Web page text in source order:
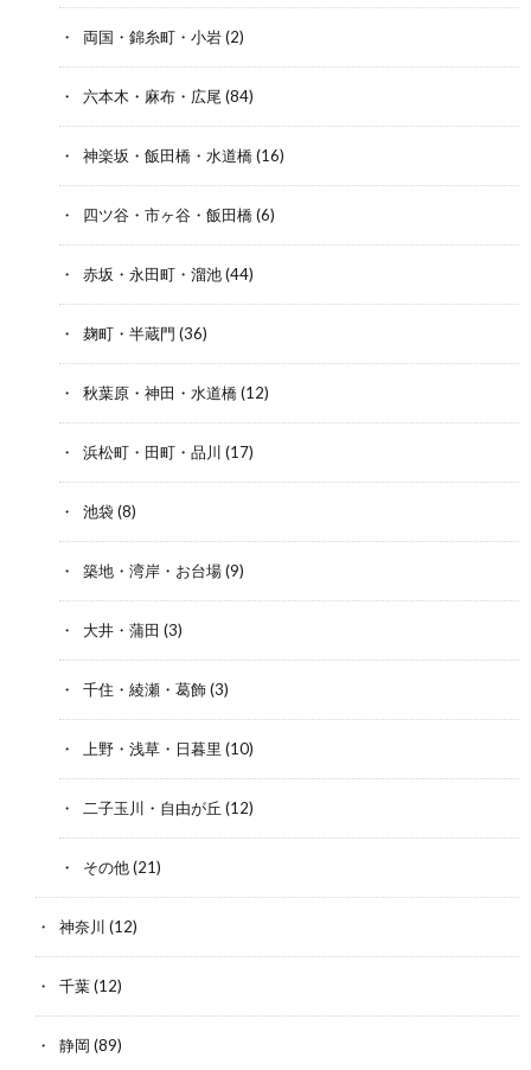
両国・錦糸町・小岩(2)
六本木・麻布・広尾 (84)
神楽坂・飯田橋・水道橋(16)
四ツ谷・市ヶ谷・飯田橋(6)
赤坂・永田町・溜池(44)
麹町・半蔵門 (36)
秋葉原・神田・水道橋(12)
浜松町・田町・品川 (17)
池袋(8)
築地・湾岸・お台場(9)
大井・蒲田 (3)
千住・綾瀬・葛飾(3)
上野・浅草・日暮里 (10)
二子玉川・自由が丘 (12)
その他(21)
神奈川 (12)
千葉(12)
静岡 (89)